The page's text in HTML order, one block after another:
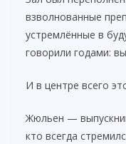
взволнованные
устремлённые в
говорили годами:
И в центре всего
Жюльен —
кто всегда